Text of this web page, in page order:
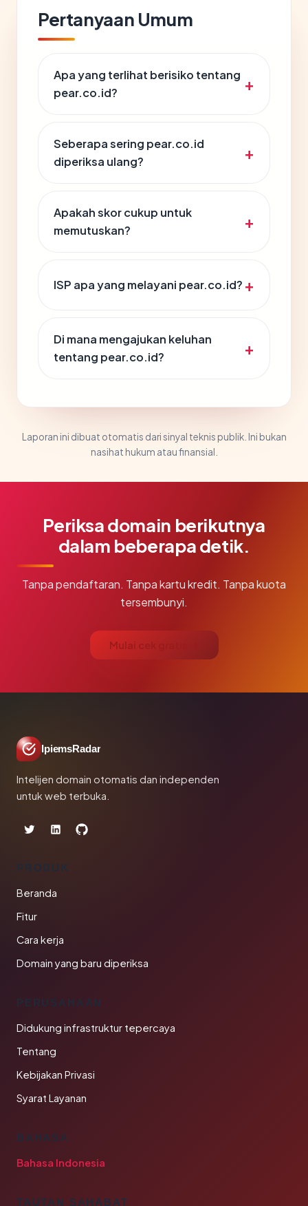
Pertanyaan Umum
Apa yang terlihat berisiko tentang
pear.co.id?
Seberapa sering pear.co.id
diperiksa ulang?
Apakah skor cukup untuk
memutuskan?
ISP apa yang melayani pear.co.id?
Di mana mengajukan keluhan
tentang pear.co.id?
Laporan ini dibuat otomatis dari sinyal teknis publik. Ini bukan
nasihat hukum atau finansial.
Periksa domain berikutnya
dalam beberapa detik.
Tanpa pendaftaran. Tanpa kartu kredit. Tanpa kuota
tersembunyi.
Mulai cek gratis →
IpiemsRadar
Intelijen domain otomatis dan independen
untuk web terbuka.
PRODUK
Beranda
Fitur
Cara kerja
Domain yang baru diperiksa
PERUSAHAAN
Didukung infrastruktur tepercaya
Tentang
Kebijakan Privasi
Syarat Layanan
BAHASA
Bahasa Indonesia
TAUTAN SAHABAT